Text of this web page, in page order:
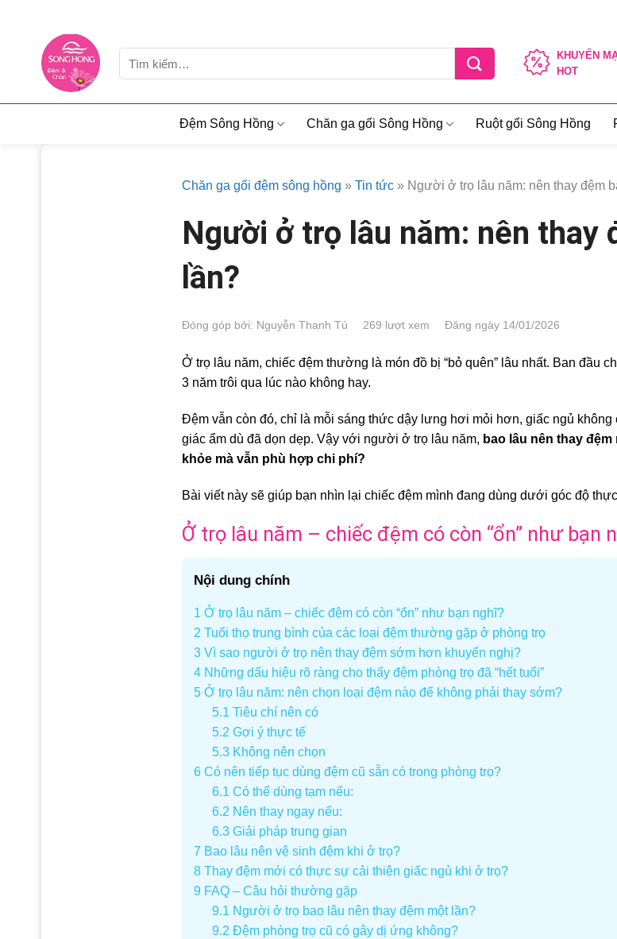
KHUYẾN
HOT
Đệm Sông Hồng Chăn ga gối Sông Hồng Ruột gối Sông Hồng
Chăn ga gối đệm sông hồng » Tin tức » Người ở trọ lâu năm: nên thay đệm
Người ở trọ lâu năm: nên thay
lần?
Đóng góp bởi: Nguyễn Thanh Tú 269 lượt xem Đăng ngày 14/01/2026
Ở trọ lâu năm, chiếc đệm thường là món đồ bị “bỏ quên” lâu nhất. Ban đầu
3 năm trôi qua lúc nào không hay.
Đệm vẫn còn đó, chỉ là mỗi sáng thức dậy lưng hơi mỏi hơn, giấc ngủ
giác ẩm dù đã dọn dẹp. Vậy với người ở trọ lâu năm, bao lâu nên thay
khỏe mà vẫn phù hợp chi phí?
Bài viết này sẽ giúp bạn nhìn lại chiếc đệm mình đang dùng dưới góc độ
Ở trọ lâu năm – chiếc đệm có còn “ổn” như bạn
Nội dung chính
1 Ở trọ lâu năm – chiếc đệm có còn “ổn” như bạn nghĩ?
2 Tuổi thọ trung bình của các loại đệm thường gặp ở phòng trọ
3 Vì sao người ở trọ nên thay đệm sớm hơn khuyến nghị?
4 Những dấu hiệu rõ ràng cho thấy đệm phòng trọ đã “hết tuổi”
5 Ở trọ lâu năm: nên chọn loại đệm nào để không phải thay sớm?
5.1 Tiêu chí nên có
5.2 Gợi ý thực tế
5.3Không nên chọn
6 Có nên tiếp tục dùng đệm cũ sẵn có trong phòng trọ?
6.1 Có thể dùng tạm nếu:
6.2 Nên thay ngay nếu:
6.3Giải pháp trung gian
7 Bao lâu nên vệ sinh đệm khi ở trọ?
8 Thay đệm mới có thực sự cải thiện giấc ngủ khi ở trọ?
9 FAQ – Câu hỏi thường gặp
9.1 Người ở trọ bao lâu nên thay đệm một lần?
9.2 Đệm phòng trọ cũ có gây dị ứng không?